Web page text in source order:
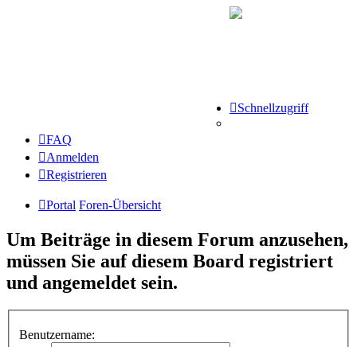
Schnellzugriff
FAQ
Anmelden
Registrieren
Portal Foren-Übersicht
Um Beiträge in diesem Forum anzusehen,
müssen Sie auf diesem Board registriert
und angemeldet sein.
Benutzername: